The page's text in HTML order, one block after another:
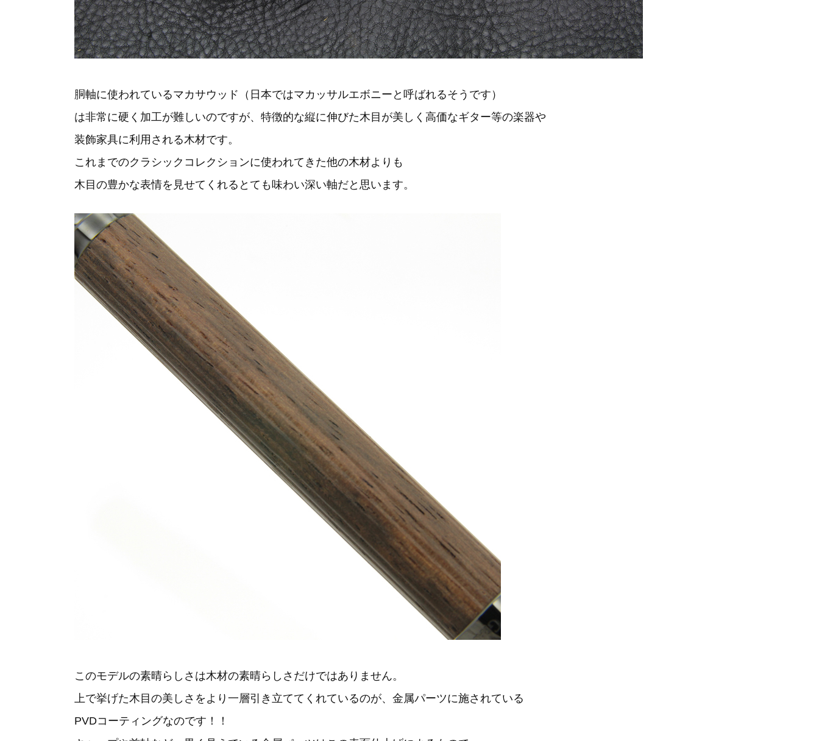
胴軸に使われているマカサウッド（日本ではマカッサルエボニーと呼ばれるそうです）
は非常に硬く加工が難しいのですが、特徴的な縦に伸びた木目が美しく高価なギター等の楽器や
装飾家具に利用される木材です。
これまでのクラシックコレクションに使われてきた他の木材よりも
木目の豊かな表情を見せてくれるとても味わい深い軸だと思います。
このモデルの素晴らしさは木材の素晴らしさだけではありません。
上で挙げた木目の美しさをより一層引き立ててくれているのが、金属パーツに施されている
PVDコーティングなのです！！